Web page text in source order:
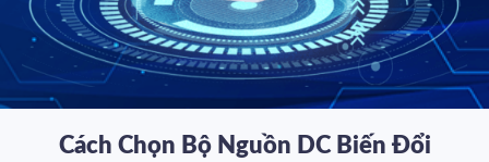
Cách Chọn Bộ Nguồn DC Biến Đổi